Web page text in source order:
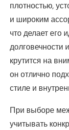
плотностью,
и широким
что делает
долговечности
крутится на
он отлично
стиле и
При выборе
учитывать